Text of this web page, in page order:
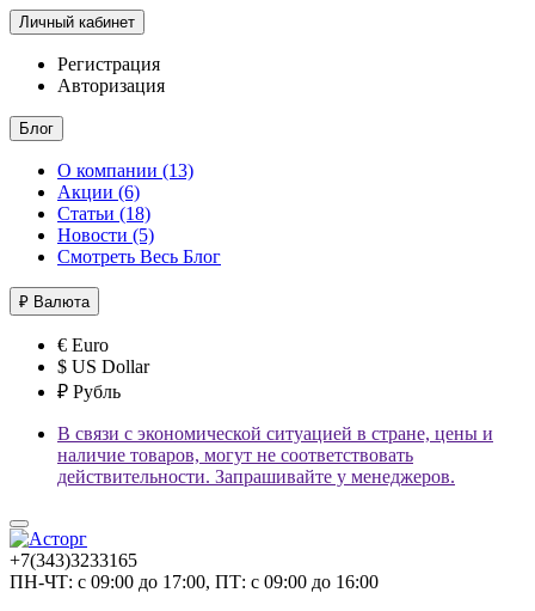
Личный кабинет
Регистрация
Авторизация
Блог
О компании (13)
Акции (6)
Статьи (18)
Новости (5)
Смотреть Весь Блог
₽ Валюта
€ Euro
$ US Dollar
₽ Рубль
В связи с экономической ситуацией в стране, цены и
наличие товаров, могут не соответствовать
действительности. Запрашивайте у менеджеров.
+7(343)3233165
ПН-ЧТ: с 09:00 до 17:00, ПТ: с 09:00 до 16:00